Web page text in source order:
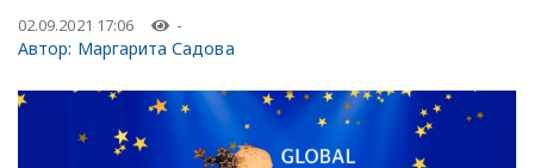
02.09.2021 17:06 -
Автор: Маргарита Садова